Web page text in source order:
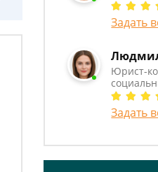
Задать
Юрист-
Задать